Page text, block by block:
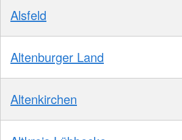
Alsfeld
Altenburger Land
Altenkirchen